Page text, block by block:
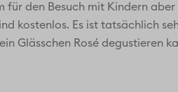
für den Besuch mit Kindern
kostenlos. Es ist tatsächlich
Glässchen Rosé degustieren